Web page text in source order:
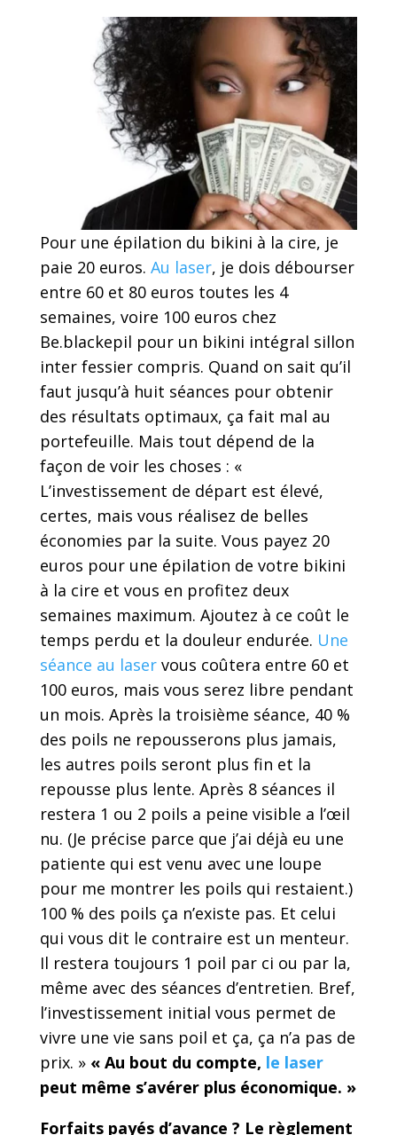
Pour une épilation du bikini à la cire, je
paie 20 euros. Au laser, je dois débourser
entre 60 et 80 euros toutes les 4
semaines, voire 100 euros chez
Be.blackepil pour un bikini intégral sillon
inter fessier compris. Quand on sait qu’il
faut jusqu’à huit séances pour obtenir
des résultats optimaux, ça fait mal au
portefeuille. Mais tout dépend de la
façon de voir les choses : «
L’investissement de départ est élevé,
certes, mais vous réalisez de belles
économies par la suite. Vous payez 20
euros pour une épilation de votre bikini
à la cire et vous en profitez deux
semaines maximum. Ajoutez à ce coût le
temps perdu et la douleur endurée. Une
séance au laservous coûtera entre 60 et
100 euros, mais vous serez libre pendant
un mois. Après la troisième séance, 40 %
des poils ne repousserons plus jamais,
les autres poils seront plus fin et la
repousse plus lente. Après 8 séances il
restera 1 ou 2 poils a peine visible a l’œil
nu. (Je précise parce que j’ai déjà eu une
patiente qui est venu avec une loupe
pour me montrer les poils qui restaient.)
100 % des poils ça n’existe pas. Et celui
qui vous dit le contraire est un menteur.
Il restera toujours 1 poil par ci ou par la,
même avec des séances d’entretien. Bref,
l’investissement initial vous permet de
vivre une vie sans poil et ça, ça n’a pas de
prix. » « Au bout du compte, le laser
peut même s’avérer plus économique. »
Forfaits payés d’avance ? Le règlement